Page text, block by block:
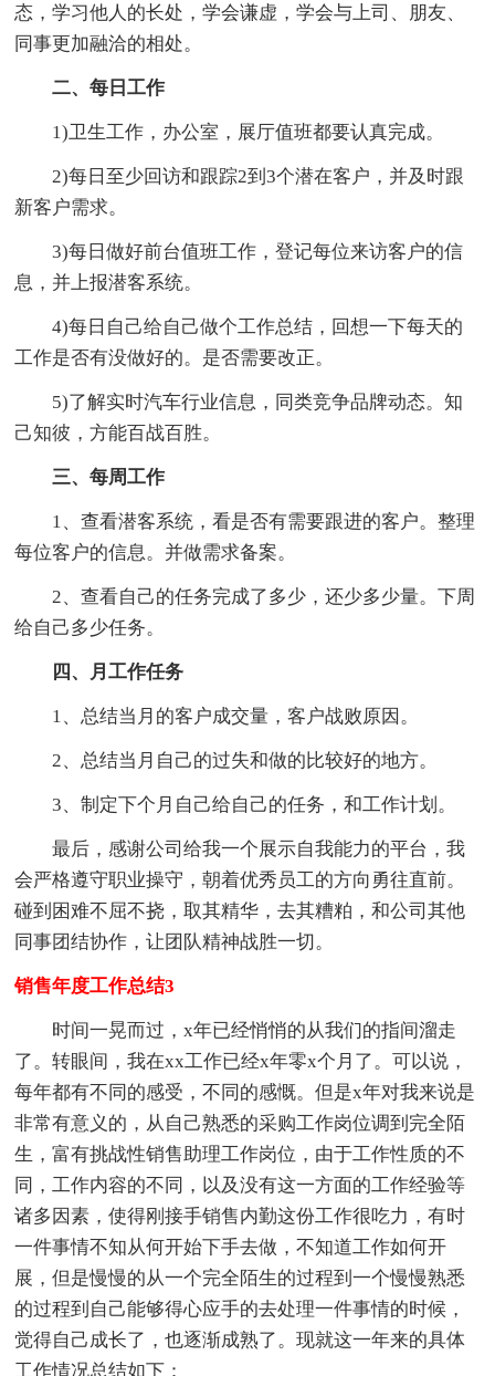
态，学习他人的长处，学会谦虚，学会与上司、朋友、
同事更加融洽的相处。
二、每日工作
1)卫生工作，办公室，展厅值班都要认真完成。
2)每日至少回访和跟踪2到3个潜在客户，并及时跟
新客户需求。
3)每日做好前台值班工作，登记每位来访客户的信
息，并上报潜客系统。
4)每日自己给自己做个工作总结，回想一下每天的
工作是否有没做好的。是否需要改正。
5)了解实时汽车行业信息，同类竞争品牌动态。知
己知彼，方能百战百胜。
三、每周工作
1、查看潜客系统，看是否有需要跟进的客户。整理
每位客户的信息。并做需求备案。
2、查看自己的任务完成了多少，还少多少量。下周
给自己多少任务。
四、月工作任务
1、总结当月的客户成交量，客户战败原因。
2、总结当月自己的过失和做的比较好的地方。
3、制定下个月自己给自己的任务，和工作计划。
最后，感谢公司给我一个展示自我能力的平台，我
会严格遵守职业操守，朝着优秀员工的方向勇往直前。
碰到困难不屈不挠，取其精华，去其糟粕，和公司其他
同事团结协作，让团队精神战胜一切。
销售年度工作总结3
时间一晃而过，x年已经悄悄的从我们的指间溜走
了。转眼间，我在xx工作已经x年零x个月了。可以说，
每年都有不同的感受，不同的感慨。但是x年对我来说是
非常有意义的，从自己熟悉的采购工作岗位调到完全陌
生，富有挑战性销售助理工作岗位，由于工作性质的不
同，工作内容的不同，以及没有这一方面的工作经验等
诸多因素，使得刚接手销售内勤这份工作很吃力，有时
一件事情不知从何开始下手去做，不知道工作如何开
展，但是慢慢的从一个完全陌生的过程到一个慢慢熟悉
的过程到自己能够得心应手的去处理一件事情的时候，
觉得自己成长了，也逐渐成熟了。现就这一年来的具体
工作情况总结如下：